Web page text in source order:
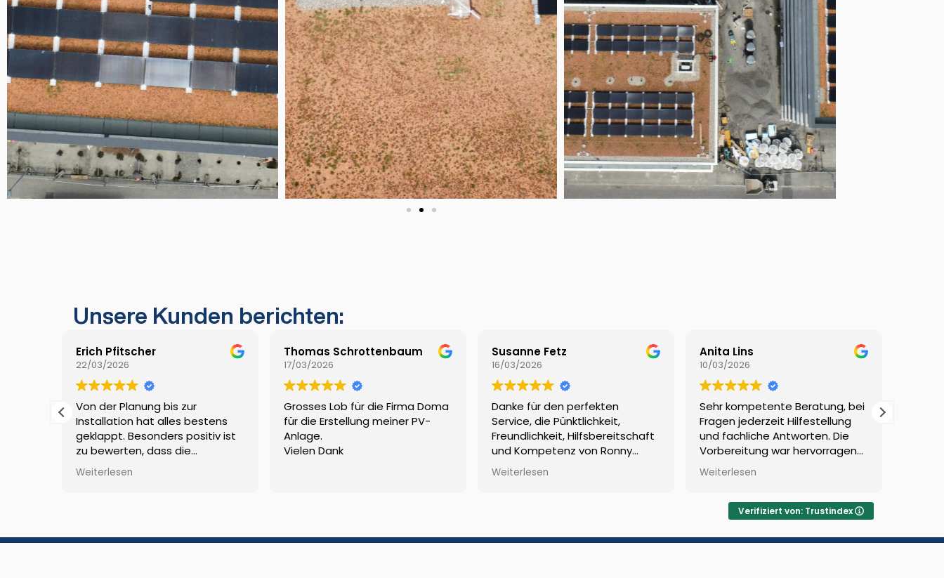
Unsere Kunden berichten:
Erich Pfitscher
22/03/2026
Von der Planung bis zur
Installation hat alles bestens
geklappt. Besonders positiv ist
zu bewerten, dass die
Förderabwicklung komplett von
doma vkw erledigt wurde.
Weiterlesen
Thomas Schrottenbaum
17/03/2026
Grosses Lob für die Firma Doma
für die Erstellung meiner PV-
Anlage.
Vielen Dank
Susanne Fetz
16/03/2026
Danke für den perfekten
Service, die Pünktlichkeit,
Freundlichkeit, Hilfsbereitschaft
und Kompetenz von Ronny
beim Service der Solaranlage
und dem Team am Telefon.
Weiterlesen
Anita Lins
10/03/2026
Sehr kompetente Beratung, bei
Fragen jederzeit Hilfestellung
und fachliche Antworten. Die
Vorbereitung war hervorragend,
ebenso die Begleitung während
des ganzen Prozesses. Danke!
Weiterlesen
Verifiziert von: Trustindex